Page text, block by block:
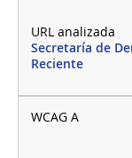
Secretaría de
Reciente